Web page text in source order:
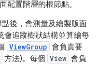
配置階層的根節點。
後，會測量及繪製版面
會追蹤樹狀結構並算繪每
ViewGroup 會負責要
方法)。每個 View 會負